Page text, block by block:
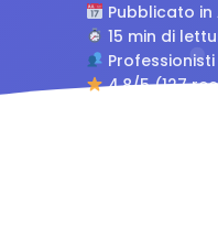
Pubblicato in
15 min di
4.8/5 (127